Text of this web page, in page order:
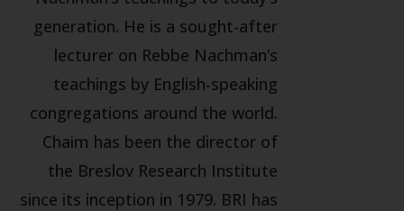
generation. He is a sought-after
lecturer on Rebbe Nachman’s
teachings by English-speaking
congregations around the world.
Chaim has been the director of
the Breslov Research Institute
since its inception in 1979. BRI has